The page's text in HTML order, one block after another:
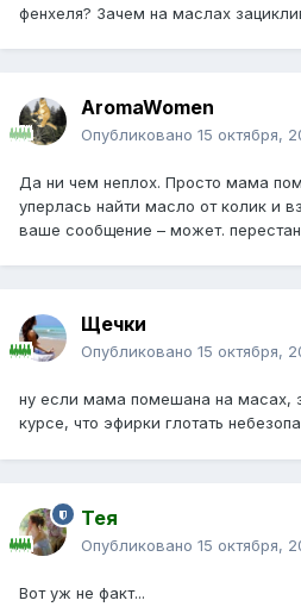
фенхеля? Зачем на маслах
AromaWomen
Опубликовано 15 октября,
Да ни чем неплох. Просто мама
уперлась найти масло от колик и
ваше сообщение – может.
Щечки
Опубликовано 15 октября,
ну если мама помешана на масах,
курсе, что эфирки глотать
Тея
Опубликовано 15 октября,
Вот уж не факт...